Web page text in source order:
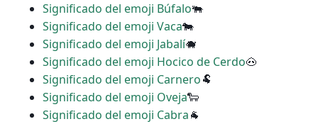
Significado del emoji Búfalo🐃
Significado del emoji Vaca🐄
Significado del emoji Jabalí🐗
Significado del emoji Hocico de Cerdo🐽
Significado del emoji Carnero🐏
Significado del emoji Oveja🐑
Significado del emoji Cabra🐐